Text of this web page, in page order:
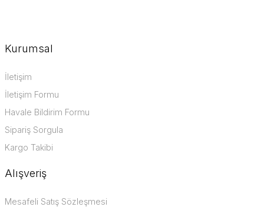
Kurumsal
İletişim
İletişim Formu
Havale Bildirim Formu
Sipariş Sorgula
Kargo Takibi
Alışveriş
Mesafeli Satış Sözleşmesi